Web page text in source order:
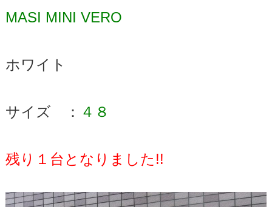
MASI MINI VERO
ホワイト
サイズ ： ４８
残り１台となりました!!